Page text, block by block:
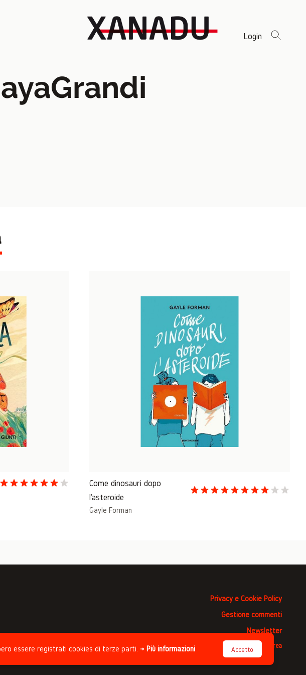
Login
Come dinosauri dopo
l'asteroide
Gayle Forman
Privacy e Cookie Policy
Gestione commenti
Newsletter
Progettato daStudio Clip , sviluppato da Andrea
essere registrati cookies di terze parti. → Più informazioni Accetto